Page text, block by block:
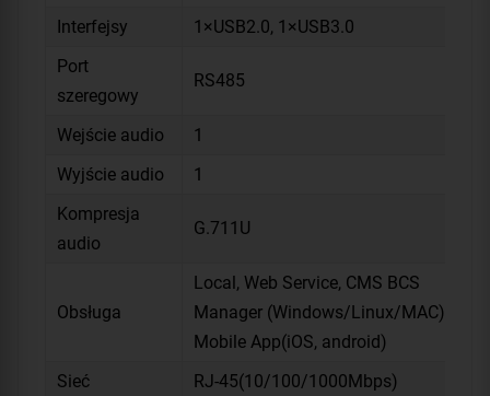
Interfejsy
1×USB2.0, 1×USB3.0
Port
szeregowy
RS485
Wejście audio
1
Wyjście audio
1
Kompresja
audio
G.711U
Obsługa
Local, Web Service, CMS BCS
Manager (Windows/Linux/MAC),
Mobile App(iOS, android)
Sieć
RJ-45(10/100/1000Mbps)